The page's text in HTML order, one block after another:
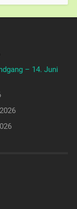
– 14. Juni